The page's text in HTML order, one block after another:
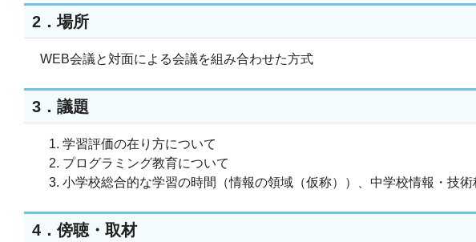
2．場所
WEB会議と対面による会議を組み合わせた方式
3．議題
学習評価の在り方について
プログラミング教育について
小学校総合的な学習の時間（情報の領域（仮称））、中学校情報・技
4．傍聴・取材